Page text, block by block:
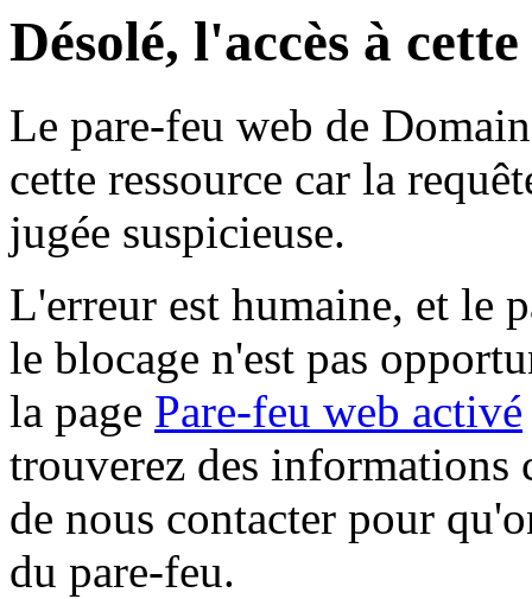
Désolé, l'accès à
Le pare-feu web de
cette ressource car la
jugée suspicieuse.
L'erreur est humaine, et le
le blocage n'est pas
la page Pare-feu web activé
trouverez des informations
de nous contacter pour
du pare-feu.